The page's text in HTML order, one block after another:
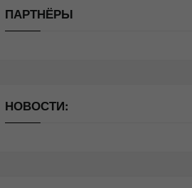
ПАРТНЁРЫ
НОВОСТИ: